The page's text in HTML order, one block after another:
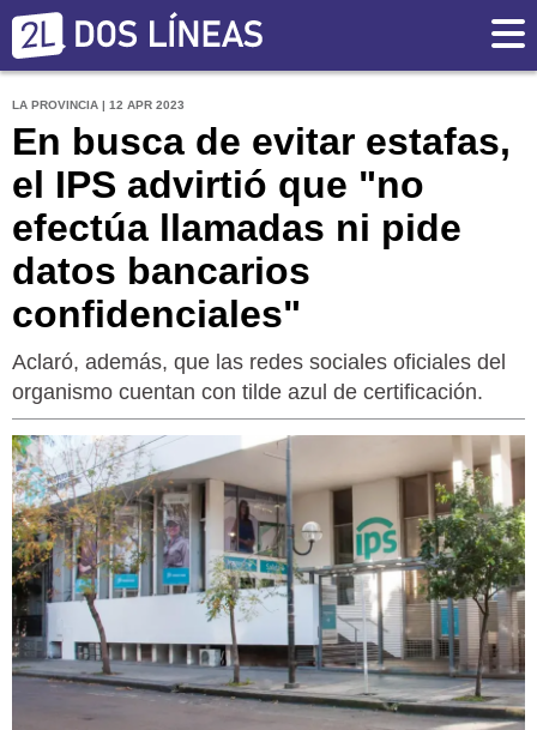
LA PROVINCIA | 12 APR 2023
En busca de evitar estafas,
el IPS advirtió que "no
efectúa llamadas ni pide
datos bancarios
confidenciales"
Aclaró, además, que las redes sociales oficiales del
organismo cuentan con tilde azul de certificación.